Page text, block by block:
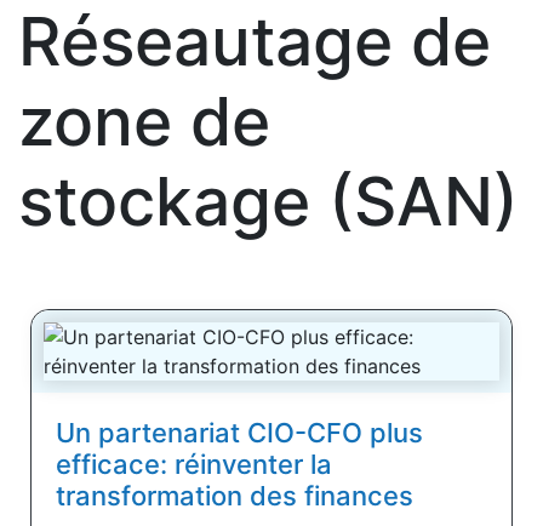
Réseautage de
zone de
stockage (SAN)
Un partenariat CIO-CFO plus
efficace: réinventer la
transformation des finances